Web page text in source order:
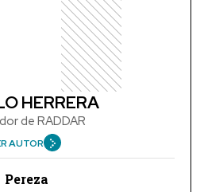
HERRERA
de RADDAR
AUTOR
Pereza